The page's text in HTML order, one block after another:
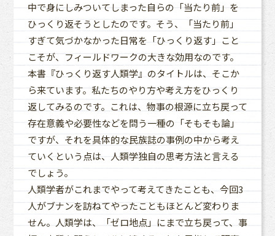
中で身にしみついてしまった自らの「当たり前」を
ひっくり返そうとしたのです。そう、「当たり前」
すぎて気づかなかった日常を「ひっくり返す」こと
こそが、フィールドワークの大きな効用なのです。
本書『ひっくり返す人類学』のタイトルは、そこか
ら来ています。私たちのやり方や考え方をひっくり
返してみるのです。これは、物事の根源に立ち戻って
存在意義や必要性などを問う一種の「そもそも論」
ですが、それを具体的な民族誌の事例の中から考え
ていくという点は、人類学独自の思考方法と言える
でしょう。
人類学者がこれまでやって考えてきたことも、今回3
人がブナンを訪ねてやったこともほとんど変わりま
せん。人類学は、「ゼロ地点」にまで立ち戻って、事